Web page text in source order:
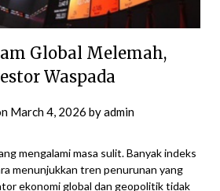
Global Melemah,
Waspada
March 4, 2026 byadmin
mengalami masa sulit. Banyak indeks
menunjukkan tren penurunan yang
ekonomi global dan geopolitik tidak